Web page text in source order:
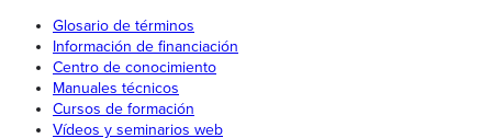
Glosario de términos
Información de financiación
Centro de conocimiento
Manuales técnicos
Cursos de formación
Vídeos y seminarios web